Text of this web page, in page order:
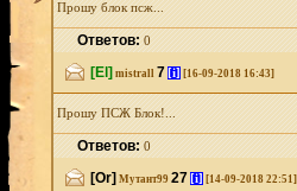
Прошу блок псж...
Ответов:0
[El] mistrall 7 [i] [16-09-2018 16:43]
Прошу ПСЖ Блок!...
Ответов:0
[Or] Мутант99 27 [i] [14-09-2018 22:51]